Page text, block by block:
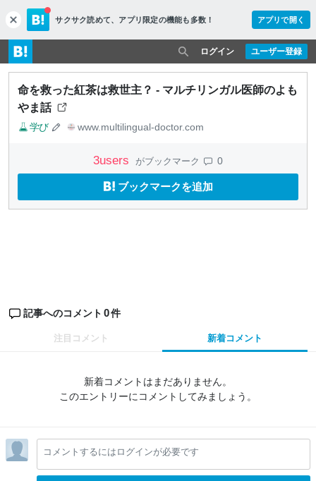
c
l
o
s
e
サクサク読めて、 アプリ限定の機能も多数！ アプリで開く
ユーザー登録
ログイン
命を救った紅茶は救世主？ - マルチリンガル医師のよも
やま話
学び www.multilingual-doctor.com
3users がブックマーク 0
ブックマークを追加
記事へのコメント 0件
注目コメント 新着コメント
新着コメントはまだありません。
このエントリーにコメントしてみましょう。
コメントするにはログインが必要です